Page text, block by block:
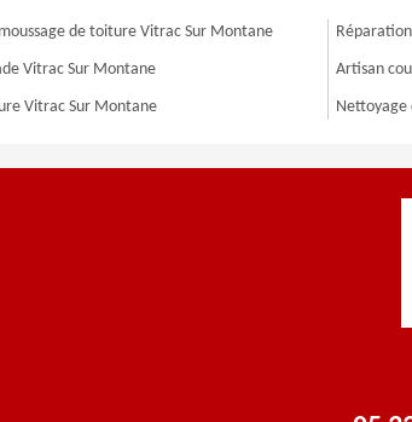
de toiture Vitrac Sur Montane
Vitrac Sur Montane
Vitrac Sur Montane
Artisan
Nettoyage